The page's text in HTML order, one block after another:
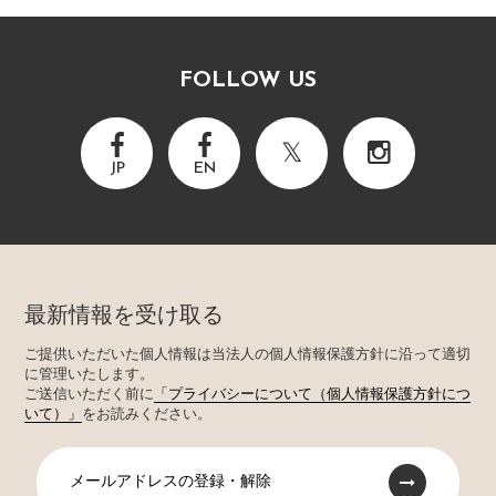
FOLLOW US
JP EN
最新情報を受け取る
ご提供いただいた個人情報は当法人の個人情報保護方針に沿って適切
に管理いたします。
ご送信いただく前に
「プライバシーについて（個人情報保護方針につ
いて）」 をお読みください。
メールアドレスの登録・解除